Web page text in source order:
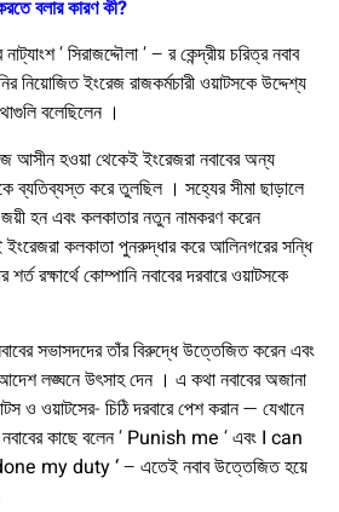
বলার কারণ কী?
‘ সিরাজদ্দৌলা ‘ – র কেন্দ্রীয় চরিত্র নবাব
নিয়োজিত ইংরেজ রাজকর্মচারী ওয়াটসকে উদ্দেশ্য
বলেছিলেন ।
আসীন হওয়া থেকেই ইংরেজরা নবাবের অন্য
ব্যতিব্যস্ত করে তুলছিল । সহ্যের সীমা ছাড়ালে
হন এবং কলকাতার নতুন নামকরণ করেন
কলকাতা পুনরুদ্ধার করে আলিনগরের সন্ধি
রক্ষার্থে কোম্পানি নবাবের দরবারে ওয়াটসকে
সভাসদদের তাঁর বিরুদ্ধে উত্তেজিত করেন এবং
লঙ্ঘনে উৎসাহ দেন । এ কথা নবাবের অজানা
ও ওয়াটসের- চিঠি দরবারে পেশ করান — যেখানে
কাছে বলেন ‘ Punish me ‘ এবং I can
my duty ‘– এতেই নবাব উত্তেজিত হয়ে